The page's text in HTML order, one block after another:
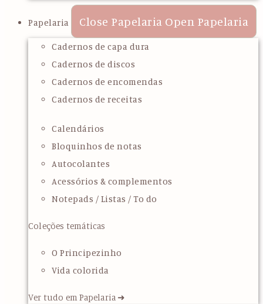
Papelaria Close Papelaria Open Papelaria
Cadernos de capa dura
Cadernos de discos
Cadernos de encomendas
Cadernos de receitas
Calendários
Bloquinhos de notas
Autocolantes
Acessórios & complementos
Notepads / Listas / To do
Coleções temáticas
O Principezinho
Vida colorida
Ver tudo em Papelaria ➜